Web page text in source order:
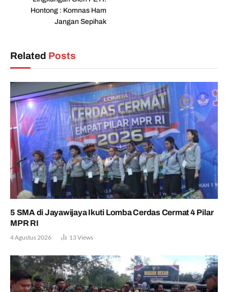
Hontong : Komnas Ham
Jangan Sepihak
Related Posts
5 SMA di Jayawijaya Ikuti Lomba Cerdas Cermat 4 Pilar
MPR RI
4 Agustus 2026 13Views